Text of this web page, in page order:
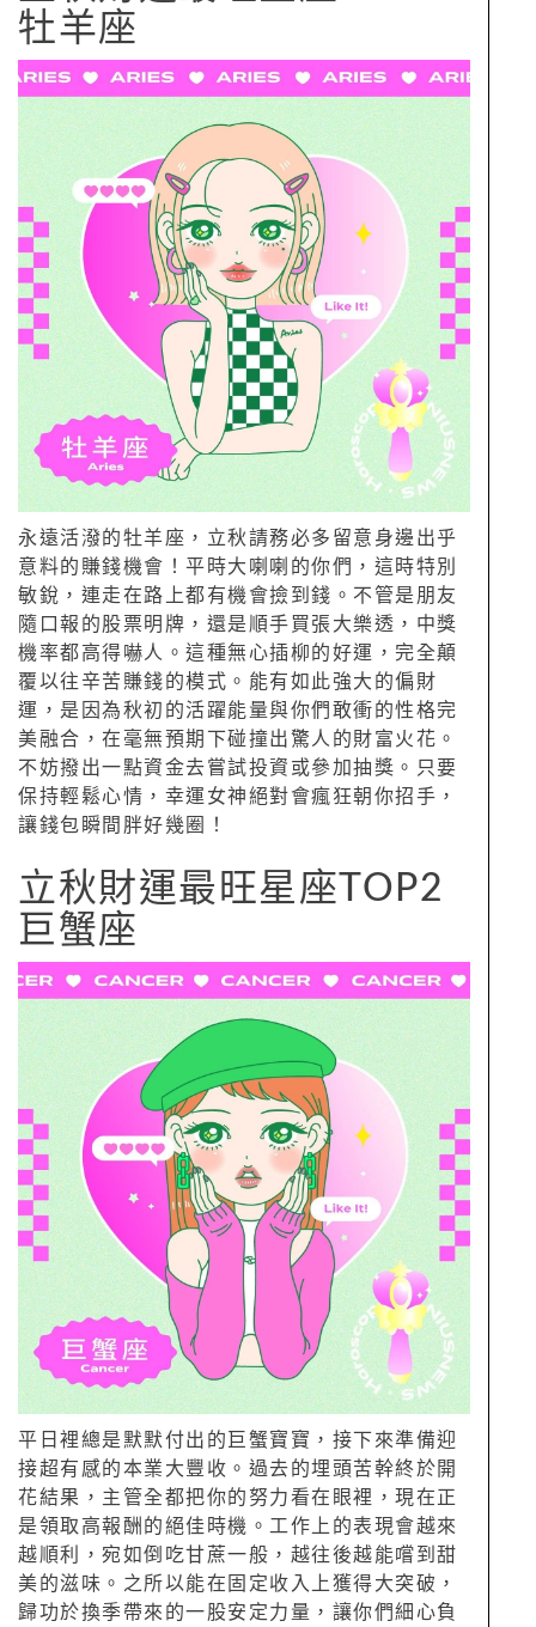
牡羊座
永遠活潑的牡羊座，立秋請務必多留意身邊出乎
意料的賺錢機會！平時大喇喇的你們，這時特別
敏銳，連走在路上都有機會撿到錢。不管是朋友
隨口報的股票明牌，還是順手買張大樂透，中獎
機率都高得嚇人。這種無心插柳的好運，完全顛
覆以往辛苦賺錢的模式。能有如此強大的偏財
運，是因為秋初的活躍能量與你們敢衝的性格完
美融合，在毫無預期下碰撞出驚人的財富火花。
不妨撥出一點資金去嘗試投資或參加抽獎。只要
保持輕鬆心情，幸運女神絕對會瘋狂朝你招手，
讓錢包瞬間胖好幾圈！
立秋財運最旺星座TOP2
巨蟹座
平日裡總是默默付出的巨蟹寶寶，接下來準備迎
接超有感的本業大豐收。過去的埋頭苦幹終於開
花結果，主管全都把你的努力看在眼裡，現在正
是領取高報酬的絕佳時機。工作上的表現會越來
越順利，宛如倒吃甘蔗一般，越往後越能嚐到甜
美的滋味。之所以能在固定收入上獲得大突破，
歸功於換季帶來的一股安定力量，讓你們細心負